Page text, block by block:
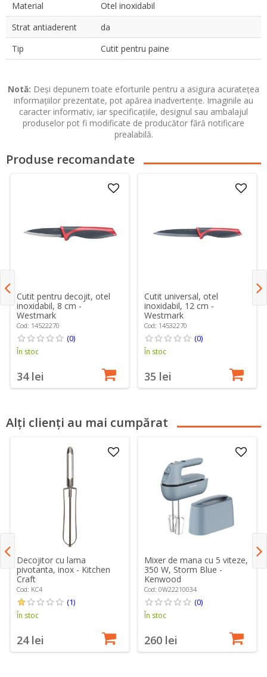
Material
Otel inoxidabil
Strat antiaderent
da
Tip
Cutit pentru paine
Notă: Deși depunem toate eforturile pentru a asigura acuratețea
informațiilor prezentate, pot apărea inadvertențe. Imaginile au
caracter informativ, iar specificațiile, designul sau ambalajul
produselor pot fi modificate de producător fără notificare
prealabilă.
Produse recomandate
Cutit pentru decojit, otel
inoxidabil, 8 cm -
Westmark
Cod: 14522270
(0)
În stoc
34 lei
Cutit universal, otel
inoxidabil, 12 cm -
Westmark
Cod: 14532270
(0)
În stoc
35 lei
Alți clienți au mai cumpărat
Decojitor cu lama
pivotanta, inox - Kitchen
Craft
Cod: KC4
(1)
În stoc
24 lei
Mixer de mana cu 5 viteze,
350 W, Storm Blue -
Kenwood
Cod: 0W22210034
(0)
În stoc
260 lei